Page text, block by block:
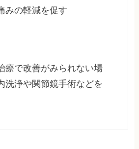
みの軽減を促す
療で改善がみられない場
洗浄や関節鏡手術などを